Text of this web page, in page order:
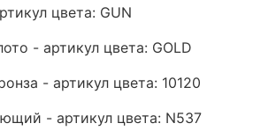
цвета: GUN
- артикул цвета: GOLD
- артикул цвета: 10120
- артикул цвета: N537